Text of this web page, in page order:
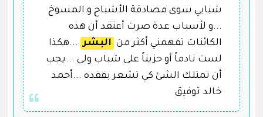
شبابي سوى مصادقة الأشباح و المسوخ
...و لأسباب عدة صرت أعتقد أن هذه
الكائنات تفهمني أكثر من البشر ...هكذا
لست نادماً أو حزيناً على شباب ولى ...يجب
أن تمتلك الشئ كي تشعر بفقده ...أحمد
خالد توفيق